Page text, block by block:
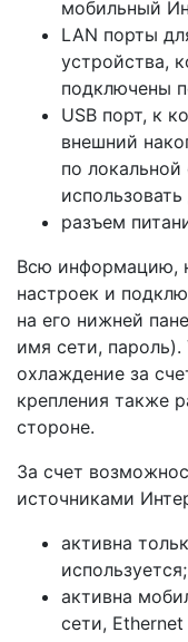
мобильный
LAN порты
устройства,
подключены
USB порт, к
внешний
по
разъем
Всю информацию,
настроек и
на его нижней
имя сети,
охлаждение за
крепления также
стороне.
За счет
источниками
активна
используется;
активна
сети,